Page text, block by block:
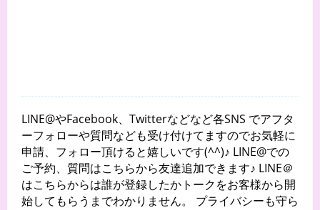
LINE@やFacebook、Twitterなどなど各SNS でアフタ
ーフォローや質問なども受け付けてますのでお気軽に
申請、フォロー頂けると嬉しいです(^^)♪ LINE@での
ご予約、質問はこちらから友達追加できます♪ LINE＠
はこちらからは誰が登録したかトークをお客様から開
始してもらうまでわかりません。 プライバシーも守ら